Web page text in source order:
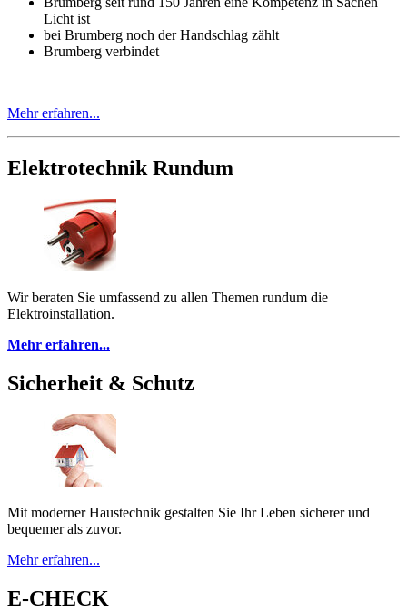
Licht ist
bei Brumberg noch der Handschlag zählt
Brumberg verbindet
Mehr erfahren...
Elektrotechnik Rundum
Wir beraten Sie umfassend zu allen Themen rundum die
Elektroinstallation.
Mehr erfahren...
Sicherheit & Schutz
Mit moderner Haustechnik gestalten Sie Ihr Leben sicherer und
bequemer als zuvor.
Mehr erfahren...
E-CHECK